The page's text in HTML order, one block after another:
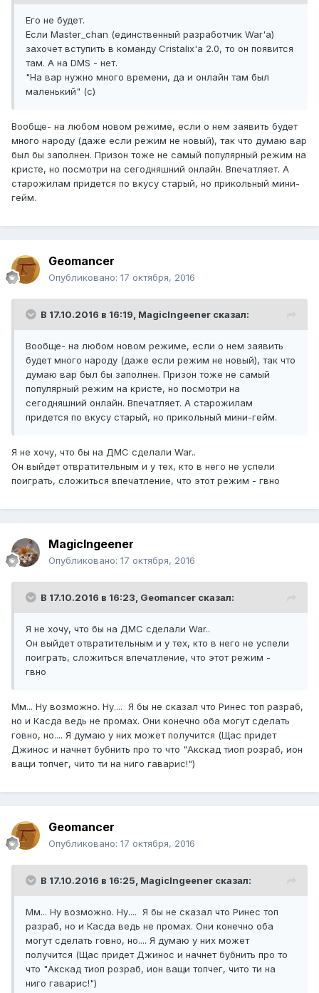
Его не будет.
Если Master_chan (единственный разработчик War'a)
захочет вступить в команду Cristalix'a 2.0, то он появится
там. А на DMS - нет.
"На вар нужно много времени, да и онлайн там был
маленький" (с)
Вообще- на любом новом режиме, если о нем заявить будет
много народу (даже если режим не новый), так что думаю вар
был бы заполнен. Призон тоже не самый популярный режим на
кристе, но посмотри на сегодняшний онлайн. Впечатляет. А
старожилам придется по вкусу старый, но прикольный мини-
гейм.
Geomancer
Опубликовано: 17 октября, 2016
В 17.10.2016 в 16:19, MagicIngeener сказал:
Вообще- на любом новом режиме, если о нем заявить
будет много народу (даже если режим не новый), так что
думаю вар был бы заполнен. Призон тоже не самый
популярный режим на кристе, но посмотри на
сегодняшний онлайн. Впечатляет. А старожилам
придется по вкусу старый, но прикольный мини-гейм.
Я не хочу, что бы на ДМС сделали War..
Он выйдет отвратительным и у тех, кто в него не успели
поиграть, сложиться впечатление, что этот режим - гвно
MagicIngeener
Опубликовано: 17 октября, 2016
В 17.10.2016 в 16:23, Geomancer сказал:
Я не хочу, что бы на ДМС сделали War..
Он выйдет отвратительным и у тех, кто в него не успели
поиграть, сложиться впечатление, что этот режим -
гвно
Мм... Ну возможно. Ну.... Я бы не сказал что Ринес топ разраб,
но и Касда ведь не промах. Они конечно оба могут сделать
говно, но.... Я думаю у них может получится (Щас придет
Джинос и начнет бубнить про то что "Акскад тиоп розраб, ион
ващи топчег, чито ти на ниго гаварис!")
Geomancer
Опубликовано: 17 октября, 2016
В 17.10.2016 в 16:25, MagicIngeener сказал:
Мм... Ну возможно. Ну.... Я бы не сказал что Ринес топ
разраб, но и Касда ведь не промах. Они конечно оба
могут сделать говно, но.... Я думаю у них может
получится (Щас придет Джинос и начнет бубнить про то
что "Акскад тиоп розраб, ион ващи топчег, чито ти на
ниго гаварис!")